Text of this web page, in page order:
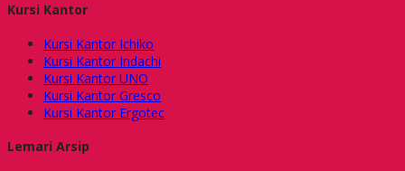
Kursi Kantor
Kursi Kantor Ichiko
Kursi Kantor Indachi
Kursi Kantor UNO
Kursi Kantor Gresco
Kursi Kantor Ergotec
Lemari Arsip